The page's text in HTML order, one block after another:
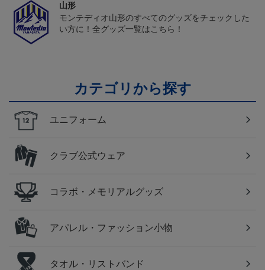
山形
モンテディオ山形のすべてのグッズをチェックした
い方に！全グッズ一覧はこちら！
カテゴリから探す
ユニフォーム
クラブ公式ウェア
コラボ・メモリアルグッズ
アパレル・ファッション小物
タオル・リストバンド